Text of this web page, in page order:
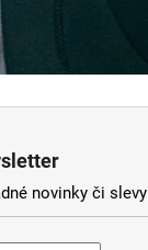
novinky či